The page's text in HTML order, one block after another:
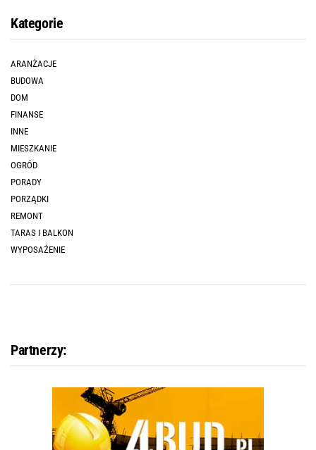
Kategorie
ARANŻACJE
BUDOWA
DOM
FINANSE
INNE
MIESZKANIE
OGRÓD
PORADY
PORZĄDKI
REMONT
TARAS I BALKON
WYPOSAŻENIE
Partnerzy: